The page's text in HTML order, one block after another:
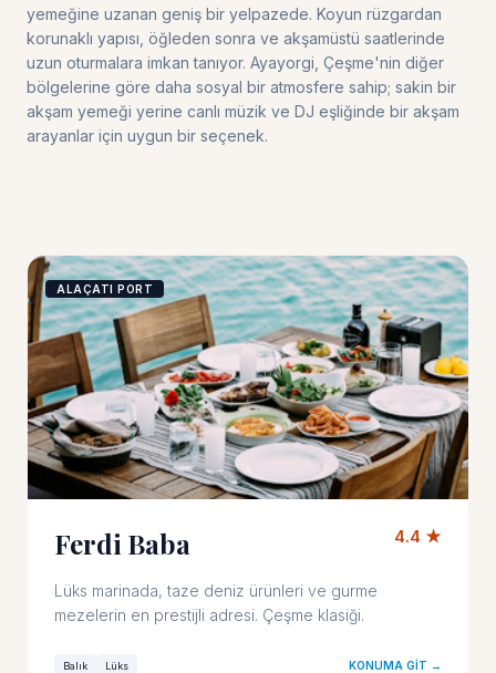
yemeğine uzanan geniş bir yelpazede. Koyun rüzgardan
korunaklı yapısı, öğleden sonra ve akşamüstü saatlerinde
uzun oturmalara imkan tanıyor. Ayayorgi, Çeşme'nin diğer
bölgelerine göre daha sosyal bir atmosfere sahip; sakin bir
akşam yemeği yerine canlı müzik ve DJ eşliğinde bir akşam
arayanlar için uygun bir seçenek.
ALAÇATI PORT
Ferdi Baba 4.4 ★
Lüks marinada, taze deniz ürünleri ve gurme
mezelerin en prestijli adresi. Çeşme klasiği.
Balık Lüks KONUMA GIT →